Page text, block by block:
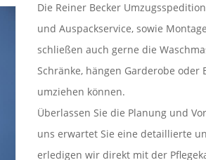
Die Reiner Becker
und Auspackservice, sowie
schließen auch gerne die
Schränke, hängen Garderobe
umziehen können.
Überlassen Sie die Planung und
uns erwartet Sie eine detaillierte
erledigen wir direkt mit der